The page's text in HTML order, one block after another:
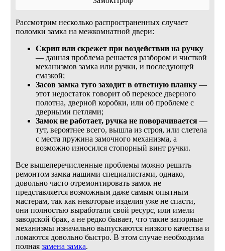
Рассмотрим несколько распространенных случает
поломки замка на межкомнатной двери:
Скрип или скрежет при воздействии на ручку
— данная проблема решается разбором и чисткой
механизмов замка или ручки, и последующей
смазкой;
Засов замка туго заходит в ответную планку —
этот недостаток говорит об перекосе дверного
полотна, дверной коробки, или об проблеме с
дверными петлями;
Замок не работает, ручка не поворачивается —
тут, вероятнее всего, вышла из строя, или слетела
с места пружина замочного механизма, а
возможно износился стопорный винт ручки.
Все вышеперечисленные проблемы можно решить
ремонтом замка нашими специалистами, однако,
довольно часто отремонтировать замок не
представляется возможным даже самым опытным
мастерам, так как некоторые изделия уже не спасти,
они полностью выработали свой ресурс, или имели
заводской брак, а не редко бывает, что такие запорные
механизмы изначально выпускаются низкого качества и
ломаются довольно быстро. В этом случае необходима
полная замена замка.